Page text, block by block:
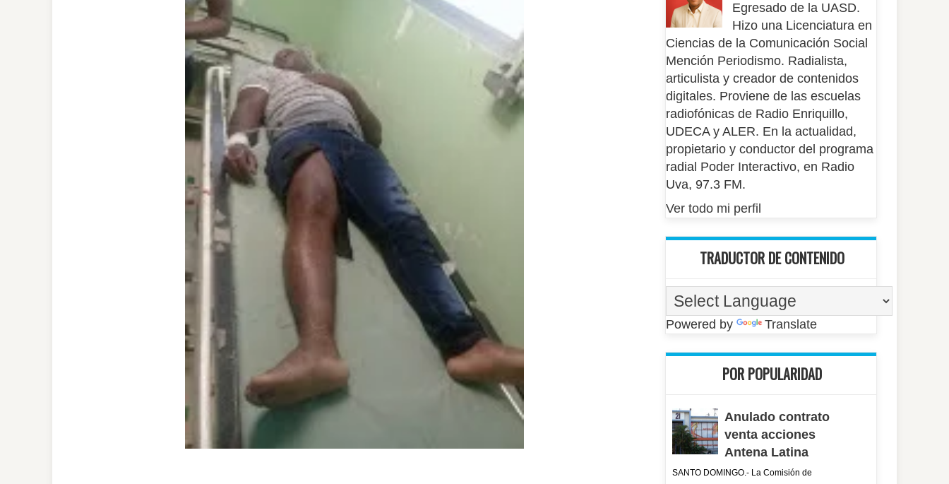
Egresado de la UASD.
Hizo una Licenciatura en
Ciencias de la Comunicación Social
Mención Periodismo. Radialista,
articulista y creador de contenidos
digitales. Proviene de las escuelas
radiofónicas de Radio Enriquillo,
UDECA y ALER. En la actualidad,
propietario y conductor del programa
radial Poder Interactivo, en Radio
Uva, 97.3 FM.
Ver todo mi perfil
TRADUCTOR DE CONTENIDO
Powered by Translate
POR POPULARIDAD
Anulado contrato
venta acciones
Antena Latina
SANTO DOMINGO.- La Comisión de